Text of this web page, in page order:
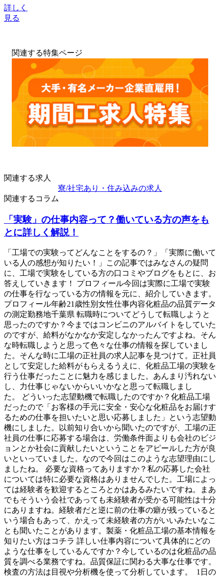
詳しく
見る
関連する特集ページ
関連する求人
寮/社宅あり・住み込みの求人
関連するコラム
「実験」の仕事内容って？働いている方の声をも
とに詳しく解説！
「工場での実験ってどんなことをするの？」「実際に働いて
いる人の感想が知りたい！」この記事ではみなさんの疑問
に、工場で実験をしている方の口コミやブログをもとに、お
答えしていきます！ プロフィール今回は実際に工場で実験
の仕事を行なっている方の情報を元に、紹介していきます。
プロフィール年齢21歳性別女性仕事内容化粧品の品質データ
の測定勤務地千葉県 転職時についてどうして転職しようと
思ったのですか？今まではコンビニのアルバイトをしていた
のですが、給料がなかなか安定しなかったんですよね。そん
な時転職しようと思って色々な仕事の情報を探していまし
た。そんな時に工場の正社員の求人記事を見つけて。正社員
として安定した給料がもらえるうえに、化粧品工場の実験を
行う仕事だったことに魅力を感じました。あんまり汚れない
し、力仕事じゃないからいいかなと思って転職しまし
た。 どういった志望動機で転職したのですか？化粧品工場
だったので「お客様の手元に安全・安心な化粧品をお届けす
るための仕事を担いたいと思い応募しました」という志望動
機にしました。以前知り合いから聞いたのですが、工場の正
社員の仕事に応募する場合は、労働条件面よりも会社のビジ
ョンとか社会に貢献したいということをアピールした方が良
いといっていました。なので今回はこのような志望理由にし
ましたね。 必要な資格ってありますか？私の応募した会社
については特に必要な資格はありませんでした。工場によっ
ては経験者を歓迎するところとかはあるみたいですね。まあ
でもそういう会社であっても未経験者が受かる可能性は十分
にありますね。経験者だと逆に前の仕事の癖が残っていると
いう場合もあって、かえって未経験者の方がいいみたいなこ
とも聞いたことがあります。製薬・化粧品工場の基本情報を
知りたい方はコチラ 詳しい仕事内容について具体的にどの
ような仕事をしているんですか？今しているのは化粧品の品
質を調べる業務ですね。品質保証に関わる大事な仕事です。
検査の方法は目視や分析機を使って分析しています。 1日の